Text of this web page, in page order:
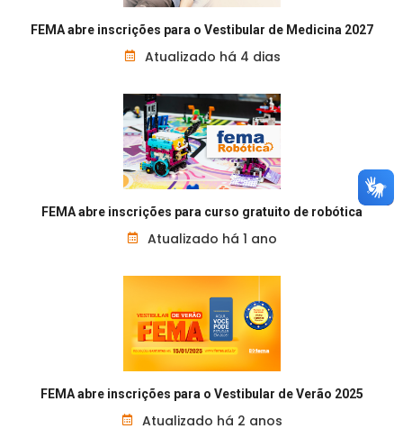
FEMA abre inscrições para o Vestibular de Medicina 2027
Atualizado há 4 dias
FEMA abre inscrições para curso gratuito de robótica
Atualizado há 1 ano
FEMA abre inscrições para o Vestibular de Verão 2025
Atualizado há 2 anos